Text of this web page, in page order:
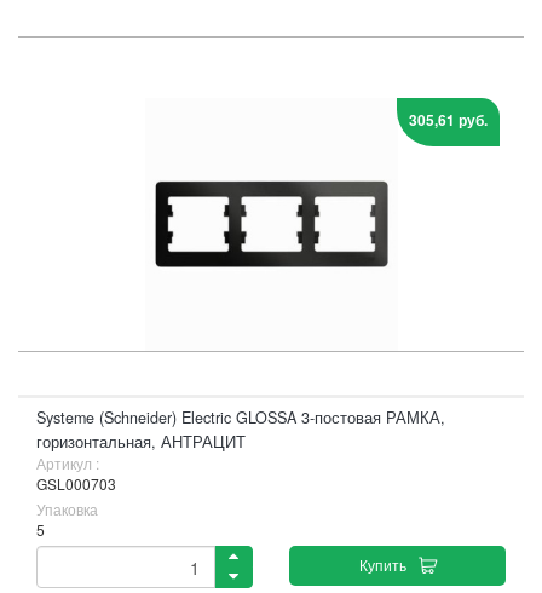
305,61 руб.
Systeme (Schneider) Electric GLOSSA 3-постовая РАМКА,
горизонтальная, АНТРАЦИТ
Артикул :
GSL000703
Упаковка
5
Купить